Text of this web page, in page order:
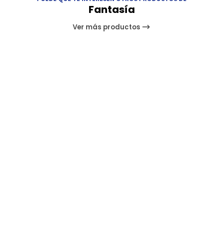
Fantasía
Ver más productos